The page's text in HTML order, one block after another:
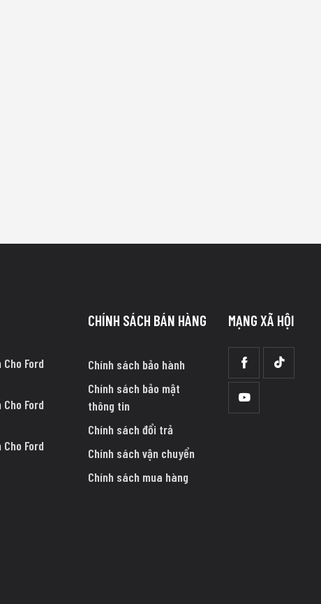
Ford
Ford
Ford
CHÍNH SÁCH BÁN HÀNG
Chính sách bảo hành
Chính sách bảo mật
thông tin
Chính sách đổi trả
Chính sách vận chuyển
Chính sách mua hàng
MẠNG XÃ HỘI